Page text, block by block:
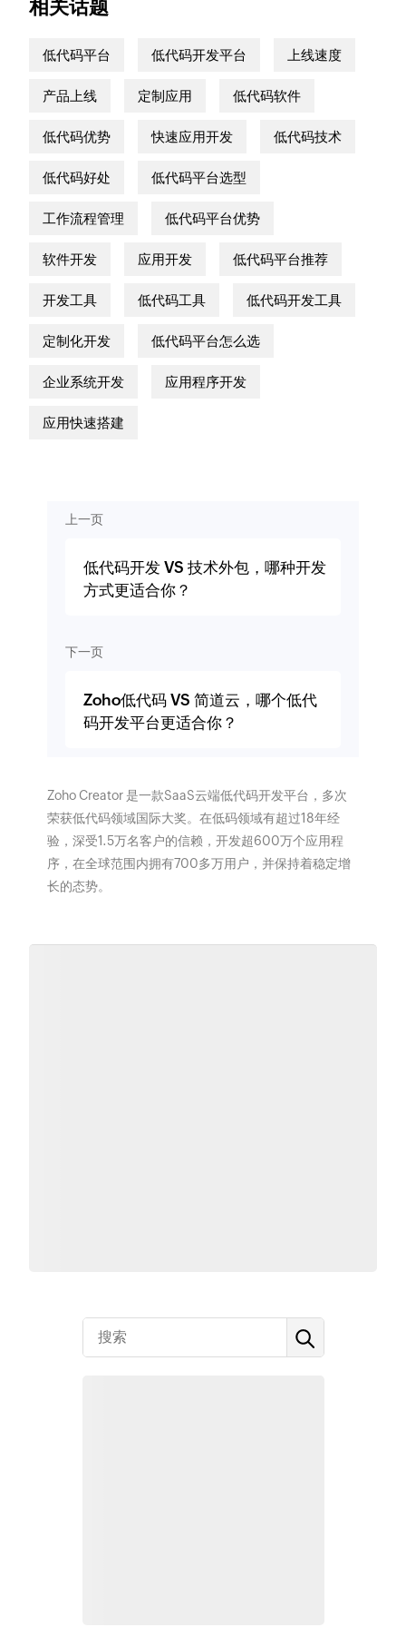
相关话题
低代码平台 低代码开发平台 上线速度
产品上线 定制应用 低代码软件
低代码优势 快速应用开发 低代码技术
低代码好处 低代码平台选型
工作流程管理 低代码平台优势
软件开发 应用开发 低代码平台推荐
开发工具 低代码工具 低代码开发工具
定制化开发 低代码平台怎么选
企业系统开发 应用程序开发
应用快速搭建
上一页
低代码开发 VS 技术外包，哪种开发
方式更适合你？
下一页
Zoho低代码 VS 简道云，哪个低代
码开发平台更适合你？
Zoho Creator 是一款SaaS云端低代码开发平台，多次
荣获低代码领域国际大奖。在低码领域有超过18年经
验，深受1.5万名客户的信赖，开发超600万个应用程
序，在全球范围内拥有700多万用户，并保持着稳定增
长的态势。